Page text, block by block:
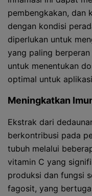
pembengkakan, dan
dengan kondisi
diperlukan untuk
yang paling
untuk menentukan
optimal untuk
Meningkatkan
Ekstrak dari
berkontribusi pada
tubuh melalui
vitamin C yang
produksi dan fungsi
fagosit, yang